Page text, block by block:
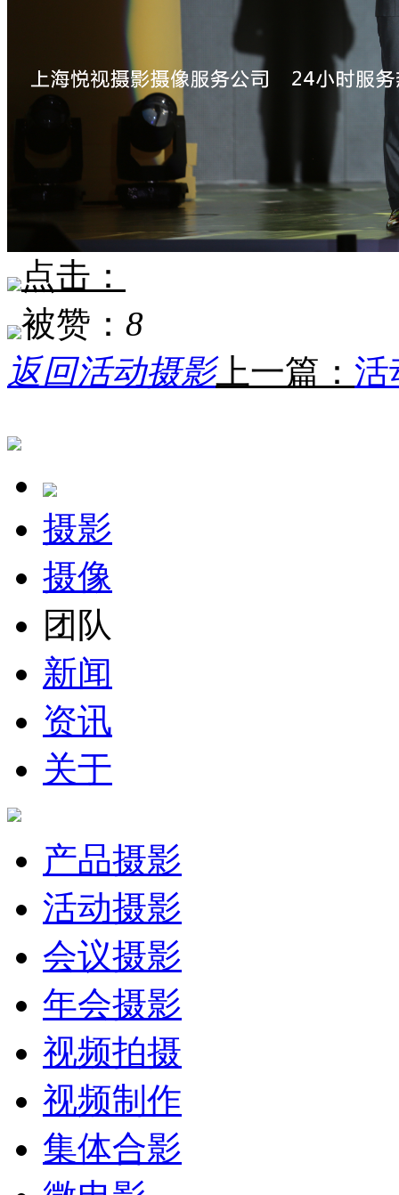
点击：
被赞： 8
返回活动摄影上一篇： 活
摄影
摄像
团队
新闻
资讯
关于
产品摄影
活动摄影
会议摄影
年会摄影
视频拍摄
视频制作
集体合影